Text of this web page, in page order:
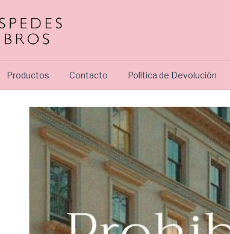
Productos Contacto Política de Devolución